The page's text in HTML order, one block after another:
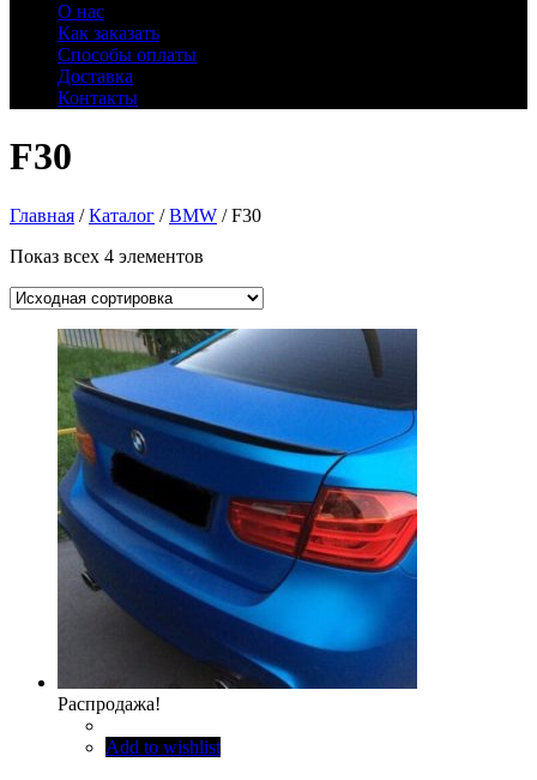
О нас
Как заказать
Способы оплаты
Доставка
Контакты
F30
Главная /Каталог /BMW / F30
Показ всех 4 элементов
Распродажа!
Add to wishlist